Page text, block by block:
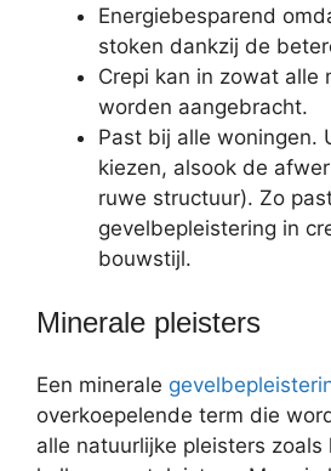
Energiebesparend
stoken dankzij de
Crepi kan in zowat alle
worden aangebracht.
Past bij alle woningen.
kiezen, alsook de
ruwe structuur). Zo
gevelbepleistering in
bouwstijl.
Minerale pleisters
Een minerale
overkoepelende term die
alle natuurlijke pleisters zoals